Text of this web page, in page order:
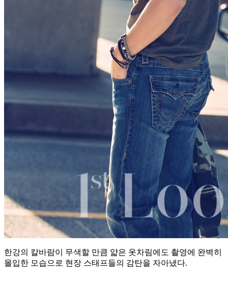
한강의 칼바람이 무색할 만큼 얇은 옷차림에도 촬영에 완벽히
몰입한 모습으로 현장 스태프들의 감탄을 자아냈다.